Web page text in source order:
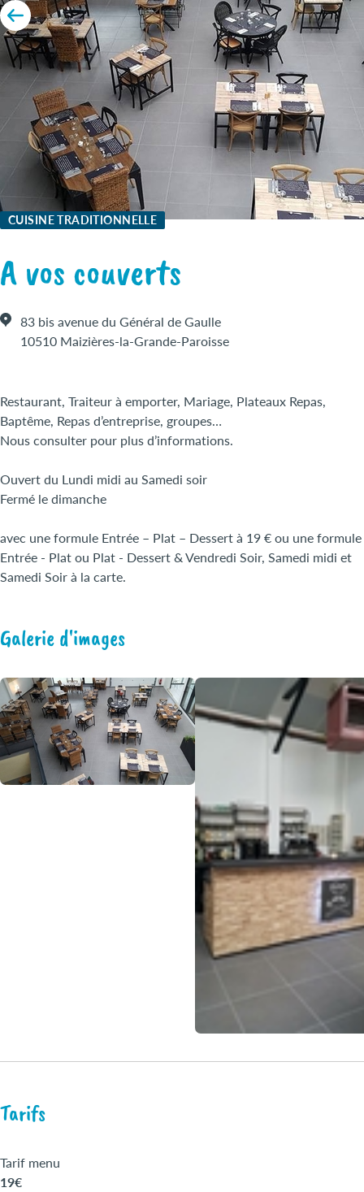
CUISINE TRADITIONNELLE
A vos couverts
83 bis avenue du Général de Gaulle
10510 Maizières-la-Grande-Paroisse
Restaurant, Traiteur à emporter, Mariage, Plateaux Repas,
Baptême, Repas d’entreprise, groupes…
Nous consulter pour plus d’informations.
Ouvert du Lundi midi au Samedi soir
Fermé le dimanche
avec une formule Entrée – Plat – Dessert à 19 € ou une formule
Entrée - Plat ou Plat - Dessert & Vendredi Soir, Samedi midi et
Samedi Soir à la carte.
Galerie d'images
Tarifs
Tarif menu
19€